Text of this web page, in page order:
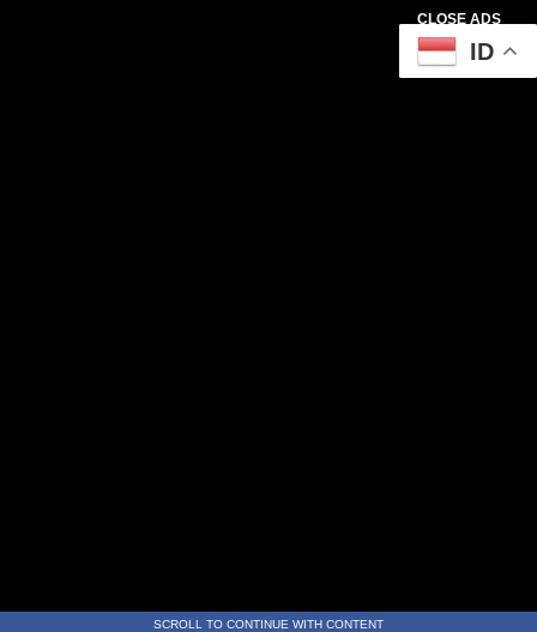
CLOSE ADS
SCROLL TO CONTINUE WITH CONTENT
ID